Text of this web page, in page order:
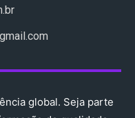
global. Seja parte